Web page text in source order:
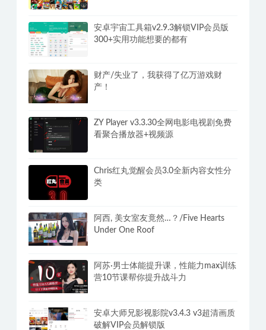
安卓宇宙工具箱v2.9.3解锁VIP会员版
300+实用功能想要的都有
财产/失业了，我获得了亿万游戏财
产！
ZY Player v3.3.30全网电影电视剧免费
看聚合播放器+视频源
Chris红丸觉醒会员3.0全新内容女性分
类
阿西, 美女室友竟然…？/Five Hearts
Under One Roof
阿苏·男士体能提升课，性能力max训练
营10节课帮你提升战斗力
安卓大师兄影视影院v3.4.3 v3超清画质
破解VIP会员解锁版